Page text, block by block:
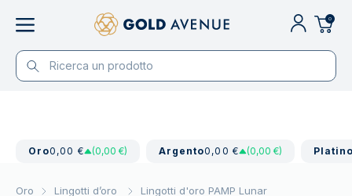
0
Oro0,00 € (0,00 €) Argento0,00 € (0,00 €)
Oro Lingotti d’oro Lingotti d'oro PAMP Lunar